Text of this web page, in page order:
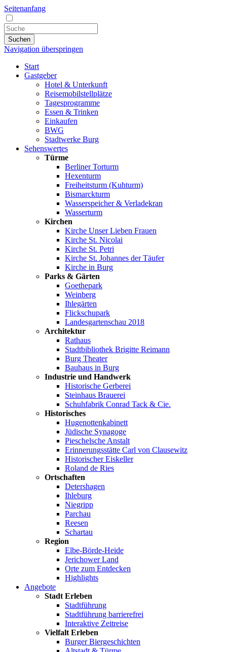
Seitenanfang
Suchen
Navigation überspringen
Start
Gastgeber
Hotel & Unterkunft
Reisemobilstellplätze
Tagesprogramme
Essen & Trinken
Einkaufen
BWG
Stadtwerke Burg
Sehenswertes
Türme
Berliner Torturm
Hexenturm
Freiheitsturm (Kuhturm)
Bismarckturm
Wasserspeicher & Verladekran
Wasserturm
Kirchen
Kirche Unser Lieben Frauen
Kirche St. Nicolai
Kirche St. Petri
Kirche St. Johannes der Täufer
Kirche in Burg
Parks & Gärten
Goethepark
Weinberg
Ihlegärten
Flickschupark
Landesgartenschau 2018
Architektur
Rathaus
Stadtbibliothek Brigitte Reimann
Burg Theater
Bauhaus in Burg
Industrie und Handwerk
Historische Gerberei
Steinhaus Brauerei
Schuhfabrik Conrad Tack & Cie.
Historisches
Hugenottenkabinett
Jüdische Synagoge
Pieschelsche Anstalt
Erinnerungsstätte Carl von Clausewitz
Historischer Eiskeller
Roland de Ries
Ortschaften
Detershagen
Ihleburg
Niegripp
Parchau
Reesen
Schartau
Region
Elbe-Börde-Heide
Jerichower Land
Orte zum Entdecken
Highlights
Angebote
Stadt Erleben
Stadtführung
Stadtführung barrierefrei
Interaktive Zeitreise
Vielfalt Erleben
Burger Biergeschichten